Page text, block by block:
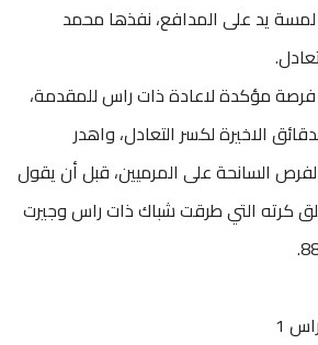
لمسة يد على المدافع، نفذها محمد
مؤكدة لاعادة ذات راس للمقدمة،
الاخيرة لكسر التعادل، واهدر
السانحة على المرميين، قبل أن يقول
كرته التي طرقت شباك ذات راس وجيرت